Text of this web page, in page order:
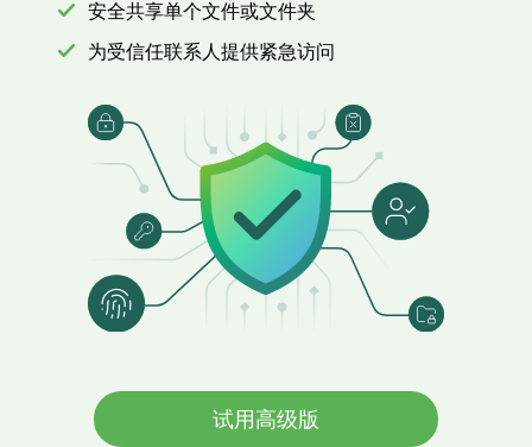
安全共享单个文件或文件夹
为受信任联系人提供紧急访问
试用高级版